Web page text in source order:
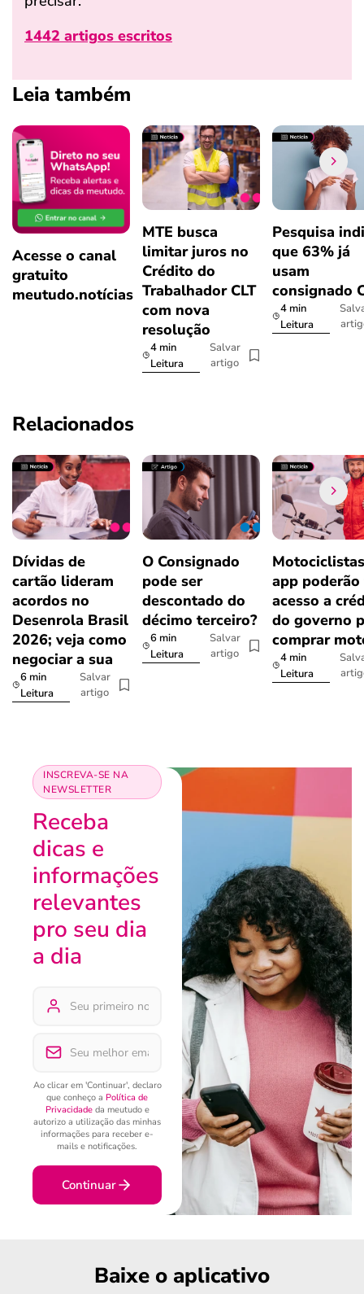
1442 artigos escritos
Leia também
Acesse o canal
gratuito
meutudo.notícias
MTE busca
limitar juros no
Crédito do
Trabalhador CLT
com nova
resolução
4 min
Leitura
Salvar
artigo
Pesquisa
que 63% já
usam
consignado
4 min
Leitura
Relacionados
Dívidas de
cartão lideram
acordos no
Desenrola Brasil
2026; veja como
negociar a sua
6 min
Leitura
Salvar
artigo
O Consignado
pode ser
descontado do
décimo terceiro?
6 min
Leitura
Salvar
artigo
app
acesso a
do governo
comprar
4 min
Leitura
INSCREVA-SE NA
NEWSLETTER
Receba
dicas e
informações
relevantes
pro seu dia
a dia
Ao clicar em 'Continuar', declaro
que conheço a Política de
Privacidadeda meutudo e
autorizo a utilização das minhas
informações para receber e-
mails e notificações.
Continuar
Baixe o aplicativo